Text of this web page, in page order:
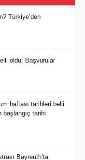
Türkiye’den
oldu: Başvurular
haftası tarihleri belli
başlangıç tarihi
Bayreuth’ta